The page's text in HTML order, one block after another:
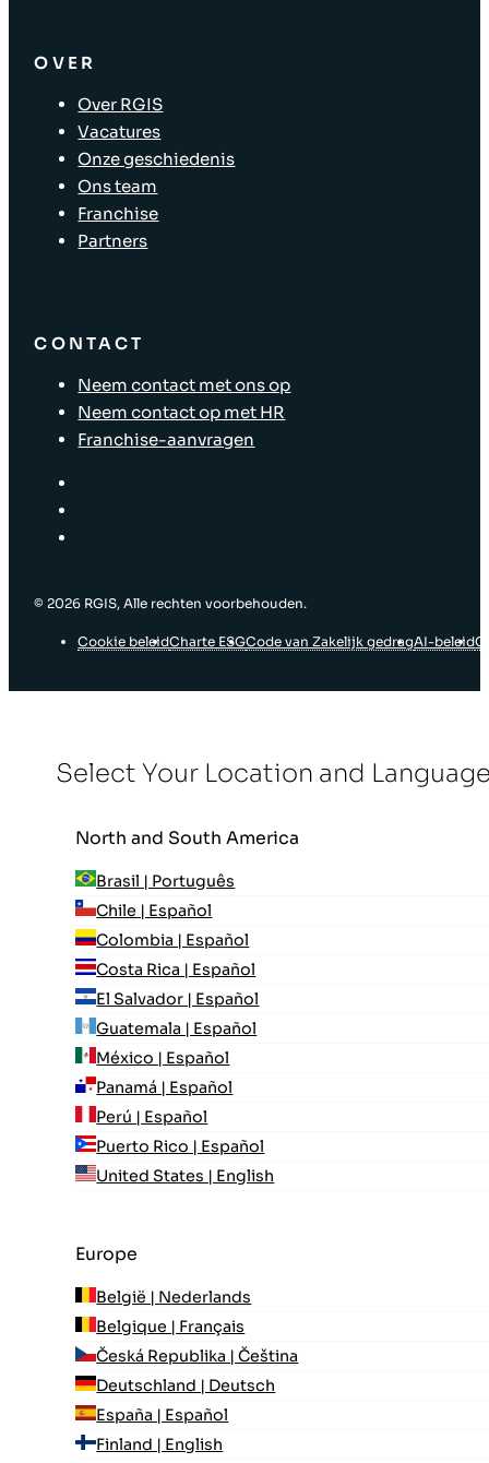
OVER
Over RGIS
Vacatures
Onze geschiedenis
Ons team
Franchise
Partners
CONTACT
Neem contact met ons op
Neem contact op met HR
Franchise-aanvragen
© ‎2026 RGIS, Alle rechten voorbehouden.
Cookie beleidCharte ESGCode van Zakelijk gedragAI-beleid
Select Your Location and
North and South America
Brasil | Português
Chile | Español
Colombia | Español
Costa Rica | Español
El Salvador | Español
Guatemala | Español
México | Español
Panamá | Español
Perú | Español
Puerto Rico | Español
United States | English
Europe
België | Nederlands
Belgique | Français
Česká Republika | Čeština
Deutschland | Deutsch
España | Español
Finland | English